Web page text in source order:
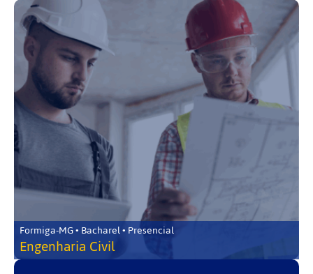
Formiga-MG • Bacharel • Presencial
Engenharia Civil